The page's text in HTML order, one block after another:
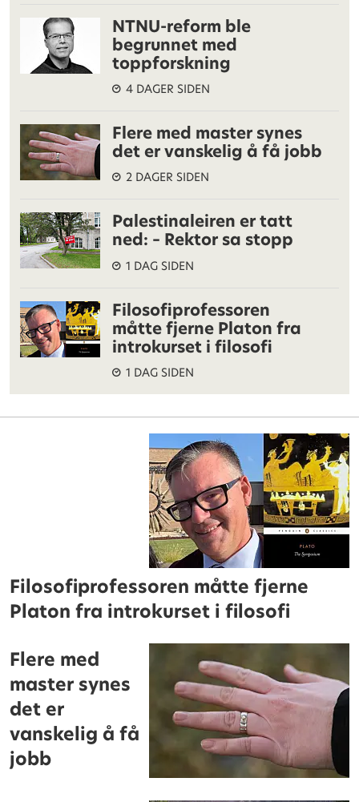
NTNU-reform ble
begrunnet med
toppforskning
4 DAGER SIDEN
Flere med master synes
det er vanskelig å få jobb
2 DAGER SIDEN
Palestinaleiren er tatt
ned: – Rektor sa stopp
1 DAG SIDEN
Filosofiprofessoren
måtte fjerne Platon fra
introkurset i filosofi
1 DAG SIDEN
Filosofiprofessoren måtte fjerne
Platon fra introkurset i filosofi
Flere med
master synes
det er
vanskelig å få
jobb